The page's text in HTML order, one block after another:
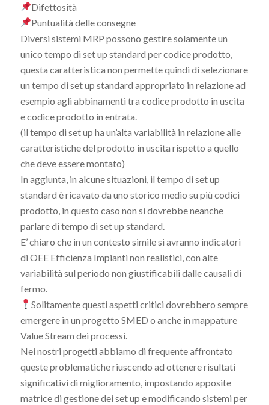
Difettosità
Puntualità delle consegne
Diversi sistemi MRP possono gestire solamente un
unico tempo di set up standard per codice prodotto,
questa caratteristica non permette quindi di selezionare
un tempo di set up standard appropriato in relazione ad
esempio agli abbinamenti tra codice prodotto in uscita
e codice prodotto in entrata.
(il tempo di set up ha un’alta variabilità in relazione alle
caratteristiche del prodotto in uscita rispetto a quello
che deve essere montato)
In aggiunta, in alcune situazioni, il tempo di set up
standard è ricavato da uno storico medio su più codici
prodotto, in questo caso non si dovrebbe neanche
parlare di tempo di set up standard.
E’ chiaro che in un contesto simile si avranno indicatori
di OEE Efficienza Impianti non realistici, con alte
variabilità sul periodo non giustificabili dalle causali di
fermo.
Solitamente questi aspetti critici dovrebbero sempre
emergere in un progetto SMED o anche in mappature
Value Stream dei processi.
Nei nostri progetti abbiamo di frequente affrontato
queste problematiche riuscendo ad ottenere risultati
significativi di miglioramento, impostando apposite
matrice di gestione dei set up e modificando sistemi per